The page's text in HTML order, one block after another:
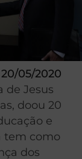
20/05/2020
de Jesus
doou 20
e
tem como
dos